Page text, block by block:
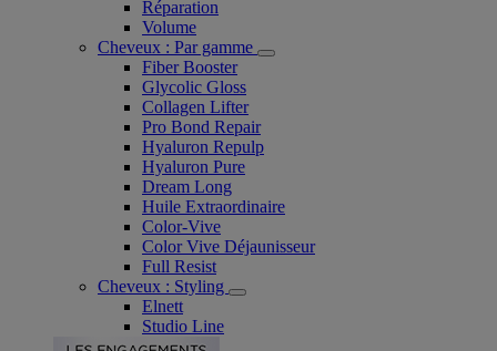
Réparation
Volume
Cheveux : Par gamme
Fiber Booster
Glycolic Gloss
Collagen Lifter
Pro Bond Repair
Hyaluron Repulp
Hyaluron Pure
Dream Long
Huile Extraordinaire
Color-Vive
Color Vive Déjaunisseur
Full Resist
Cheveux : Styling
Elnett
Studio Line